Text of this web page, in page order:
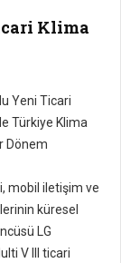
Klima
Yeni Ticari
Türkiye Klima
Dönem
mobil iletişim ve
küresel
LG
V III ticari